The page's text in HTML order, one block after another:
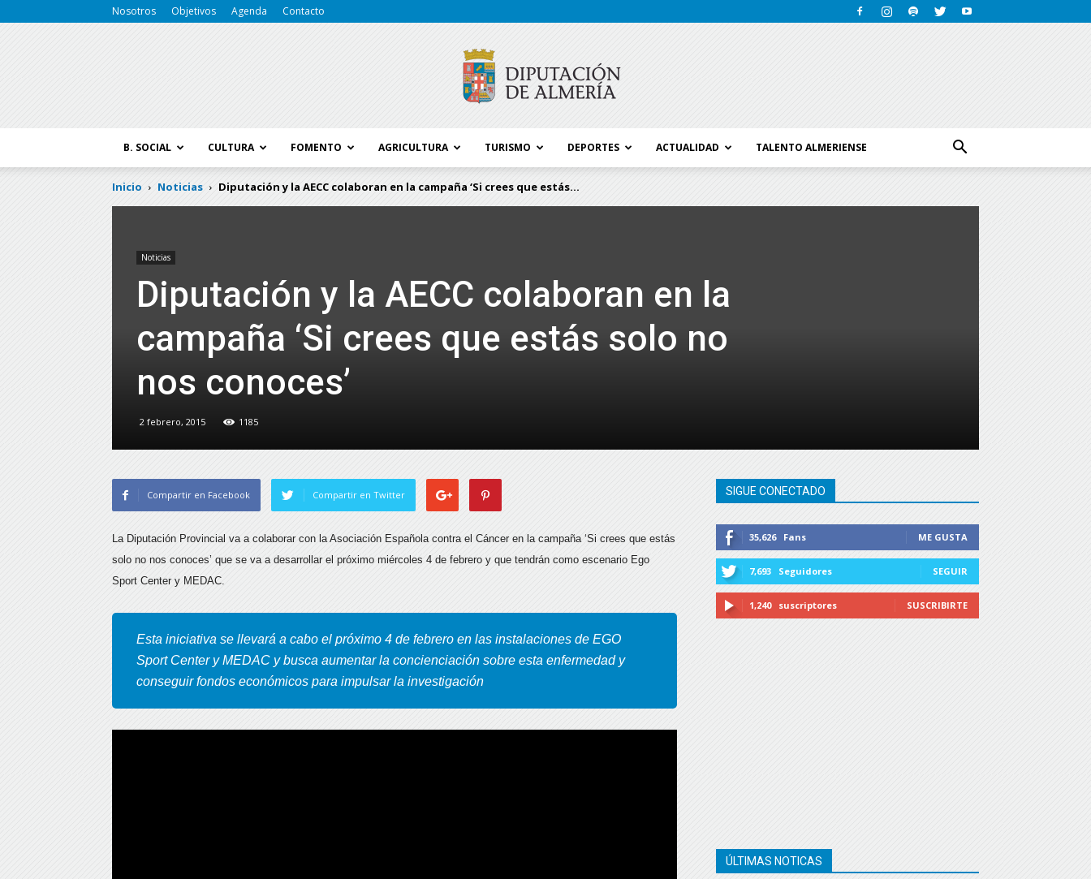
Nosotros Objetivos Agenda Contacto
B. SOCIAL CULTURA FOMENTO AGRICULTURA TURISMO DEPORTES ACTUALIDAD TALENTO ALMERIENSE
Inicio Noticias Diputación y la AECC colaboran en la campaña ‘Si crees que estás...
Noticias
Diputación y la AECC colaboran en la
campaña ‘Si crees que estás solo no
nos conoces’
2 febrero, 2015 1185
Compartir en Facebook Compartir en Twitter
La Diputación Provincial va a colaborar con la Asociación Española contra el Cáncer en la campaña ‘Si crees que estás
solo no nos conoces’ que se va a desarrollar el próximo miércoles 4 de febrero y que tendrán como escenario Ego
Sport Center y MEDAC.
Esta iniciativa se llevará a cabo el próximo 4 de febrero en las instalaciones de EGO
Sport Center y MEDAC y busca aumentar la concienciación sobre esta enfermedad y
conseguir fondos económicos para impulsar la investigación
SIGUE CONECTADO
35,626 Fans ME GUSTA
7,693 Seguidores SEGUIR
1,240 suscriptores SUSCRIBIRTE
ÚLTIMAS NOTICAS